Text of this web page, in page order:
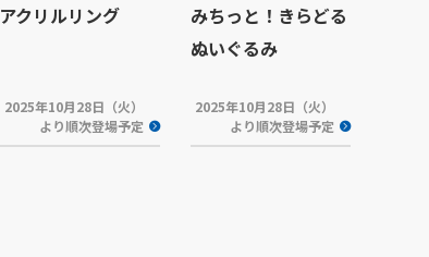
アクリルリング
2025年10月28日（火）
より順次登場予定
みちっと！きらどる
ぬいぐるみ
2025年10月28日（火）
より順次登場予定